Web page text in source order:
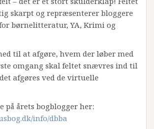
skarpt og repræsenterer bloggere
børnelitteratur, YA, Krimi og
til at afgøre, hvem der løber med
omgang skal feltet snævres ind til
afgøres ved de virtuelle
på årets bogblogger her:
info/dbba